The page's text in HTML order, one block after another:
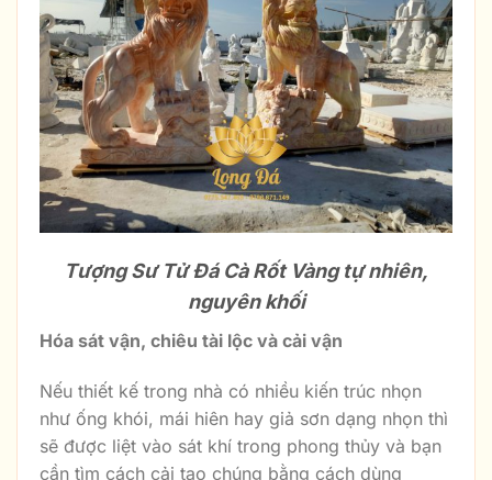
Tượng Sư Tử Đá Cà Rốt Vàng tự nhiên,
nguyên khối
Hóa sát vận, chiêu tài lộc và cải vận
Nếu thiết kế trong nhà có nhiều kiến trúc nhọn
như ống khói, mái hiên hay giả sơn dạng nhọn thì
sẽ được liệt vào sát khí trong phong thủy và bạn
cần tìm cách cải tạo chúng bằng cách dùng